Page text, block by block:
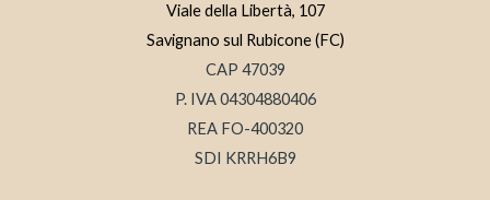
Viale della Libertà, 107
Savignano sul Rubicone (FC)
CAP 47039
P. IVA 04304880406
REA FO-400320
SDI KRRH6B9